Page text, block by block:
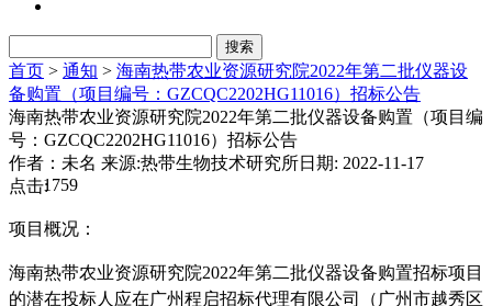
首页 > 通知 > 海南热带农业资源研究院2022年第二批仪器设
备购置（项目编号：GZCQC2202HG11016）招标公告
海南热带农业资源研究院2022年第二批仪器设备购置（项目编
号：GZCQC2202HG11016）招标公告
作者：未名 来源:热带生物技术研究所日期: 2022-11-17
点击:1759
项目概况：
海南热带农业资源研究院2022年第二批仪器设备购置招标项目
的潜在投标人应在广州程启招标代理有限公司（广州市越秀区